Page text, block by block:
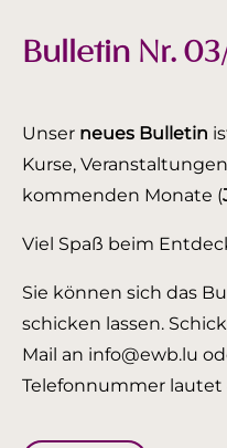
Bulletin Nr.
Unser neues Bulletin
Kurse,
kommenden Monate (
Viel Spaß beim
Sie können sich das
schicken lassen.
Mail an info@ewb.lu
Telefonnummer lautet